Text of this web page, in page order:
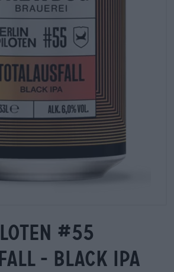
#55
- black ipa